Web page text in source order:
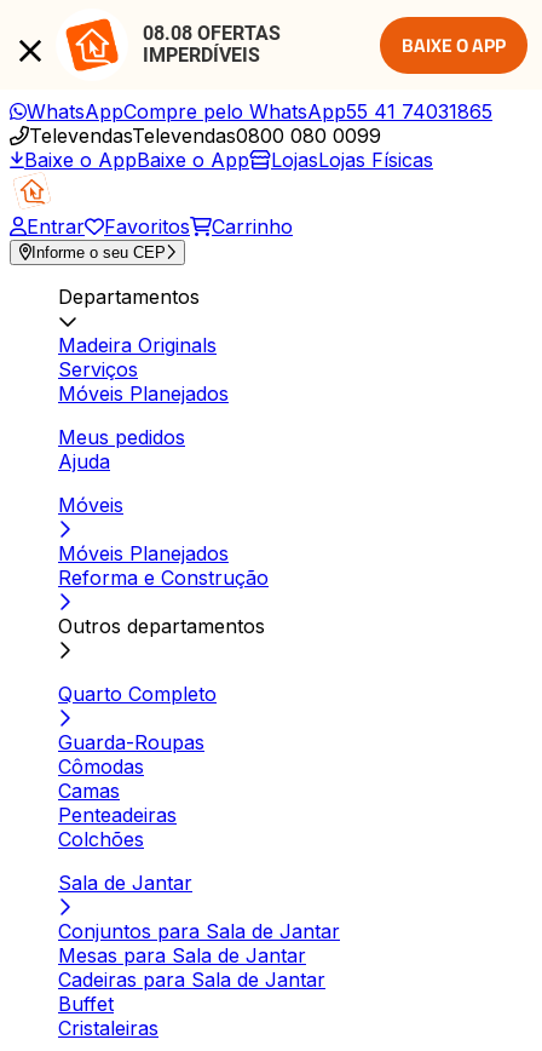
08.08 OFERTAS
IMPERDÍVEIS
BAIXE O APP
WhatsAppCompre pelo WhatsApp55 41 74031865
TelevendasTelevendas0800 080 0099
Baixe o AppBaixe o App LojasLojas Físicas
Entrar Favoritos Carrinho
Informe o seu CEP
Departamentos
Madeira Originals
Serviços
Móveis Planejados
Meus pedidos
Ajuda
Móveis
Móveis Planejados
Reforma e Construção
Outros departamentos
Quarto Completo
Guarda-Roupas
Cômodas
Camas
Penteadeiras
Colchões
Sala de Jantar
Conjuntos para Sala de Jantar
Mesas para Sala de Jantar
Cadeiras para Sala de Jantar
Buffet
Cristaleiras